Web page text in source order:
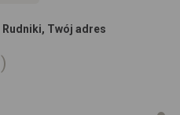
Rudniki, Twój adres